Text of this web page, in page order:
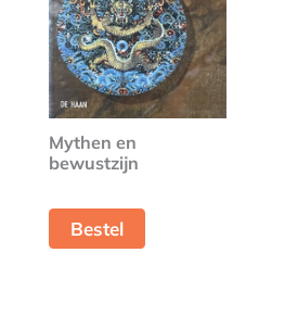
Mythen en
bewustzijn
Bestel